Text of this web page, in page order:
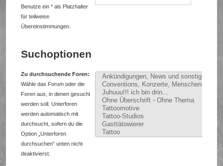
Benutze ein * als Platzhalter
für teilweise
Übereinstimmungen.
Suchoptionen
Zu durchsuchende Foren:
Wähle das Forum oder die
Foren aus, in denen gesucht
werden soll. Unterforen
werden automatisch mit
durchsucht, sofern du die
Option „Unterforen
durchsuchen“ unten nicht
deaktivierst.